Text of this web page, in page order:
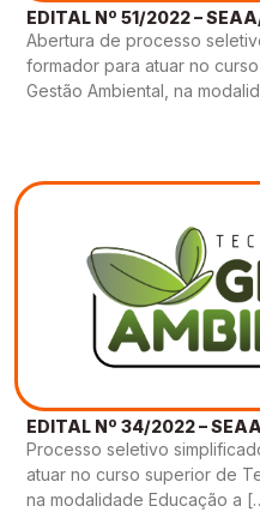
EDITAL Nº 51/2022 –
Abertura de processo
formador para atuar no
Gestão Ambiental, na
EDITAL Nº 34/2022 –
Processo seletivo
atuar no curso superior de
na modalidade Educação a